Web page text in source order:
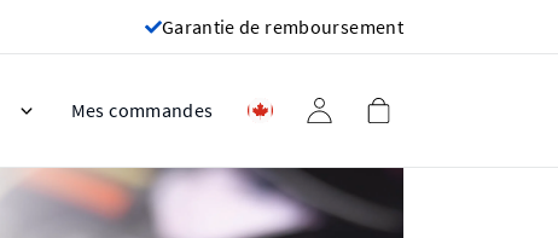
Garantie de remboursement
Mes commandes